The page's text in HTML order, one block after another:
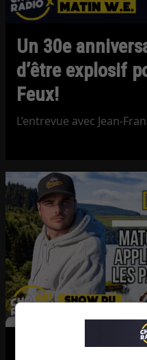
Un 30e
d’être explosif
Feux!
L’entrevue avec Jean-
Match2Ride :